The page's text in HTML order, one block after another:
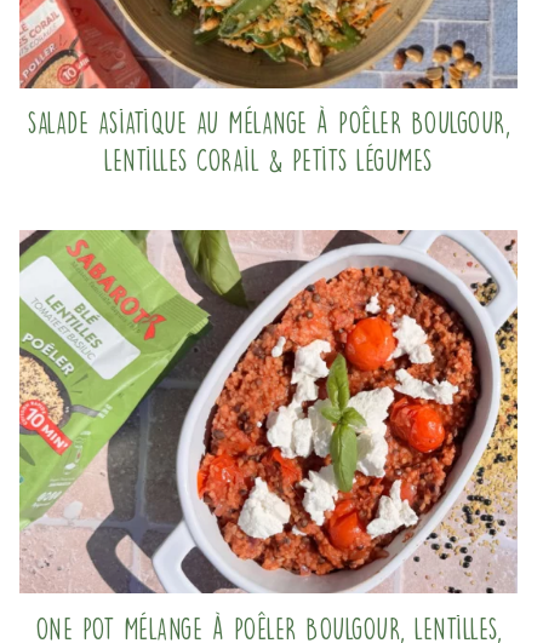
Salade asiatique au mélange à poêler Boulgour,
Lentilles corail & Petits légumes
One pot mélange à poêler boulgour, lentilles,